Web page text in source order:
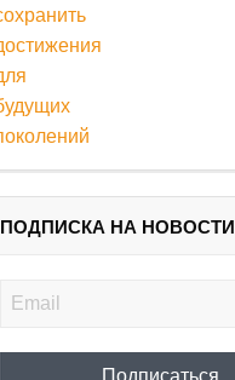
ПОДПИСКА НА НОВОСТИ